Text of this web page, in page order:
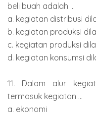
beli buah adalah ...
a. kegiatan distribusi
b. kegiatan produksi
c. kegiatan produksi
d. kegiatan konsumsi
11. Dalam alur
termasuk kegiatan ...
a. ekonomi